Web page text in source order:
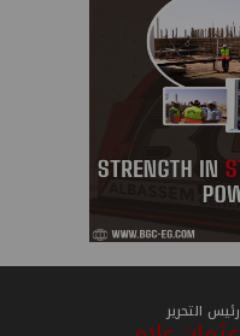
رئيس التحرير